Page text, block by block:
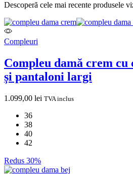
Descoperă cele mai recente produsele
Compleuri
Compleu damă crem cu
și pantaloni largi
1.099,00 lei TVA inclus
36
38
40
42
Redus 30%